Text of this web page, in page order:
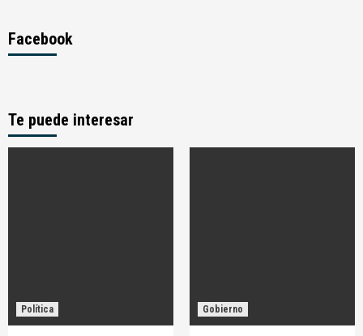
Facebook
Te puede interesar
Política Gobierno